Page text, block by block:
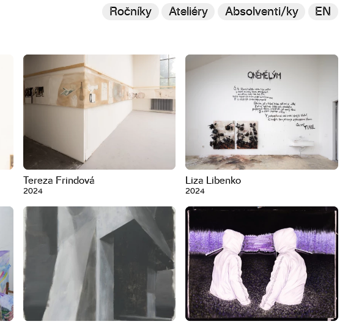
EN
Ročníky Ateliéry Absolventi/ky
Tereza Frindová
2024
Liza Libenko
2024